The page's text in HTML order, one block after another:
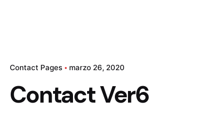
Contact Pages marzo 26, 2020
Contact Ver6